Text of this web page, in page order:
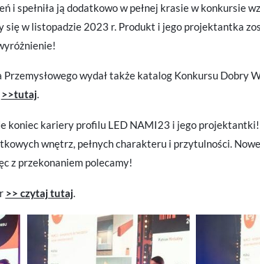
i spełniła ją dodatkowo w pełnej krasie w konkursie
się w listopadzie 2023 r. Produkt i jego projektantka
wydał także katalog Konkursu Dobry
>>tutaj.
koniec kariery profilu LED NAMI23 i jego
wnętrz, pełnych charakteru i przytulności.
z przekonaniem polecamy!
>> czytaj tutaj.
Szanujemy Twoją prywatność.
wszystkie. W dowolnym